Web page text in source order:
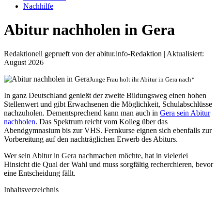
Nachhilfe
Abitur nachholen in Gera
Redaktionell geprueft von der abitur.info-Redaktion | Aktualisiert:
August 2026
Junge Frau holt ihr Abitur in Gera nach*
In ganz Deutschland genießt der zweite Bildungsweg einen hohen
Stellenwert und gibt Erwachsenen die Möglichkeit, Schulabschlüsse
nachzuholen. Dementsprechend kann man auch in Gera sein Abitur
nachholen. Das Spektrum reicht vom Kolleg über das
Abendgymnasium bis zur VHS. Fernkurse eignen sich ebenfalls zur
Vorbereitung auf den nachträglichen Erwerb des Abiturs.
Wer sein Abitur in Gera nachmachen möchte, hat in vielerlei
Hinsicht die Qual der Wahl und muss sorgfältig recherchieren, bevor
eine Entscheidung fällt.
Inhaltsverzeichnis